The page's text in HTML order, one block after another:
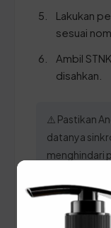
Lakukan
sesuai
Ambil
disahkan.
⚠️ Pastikan
datanya
menghindari